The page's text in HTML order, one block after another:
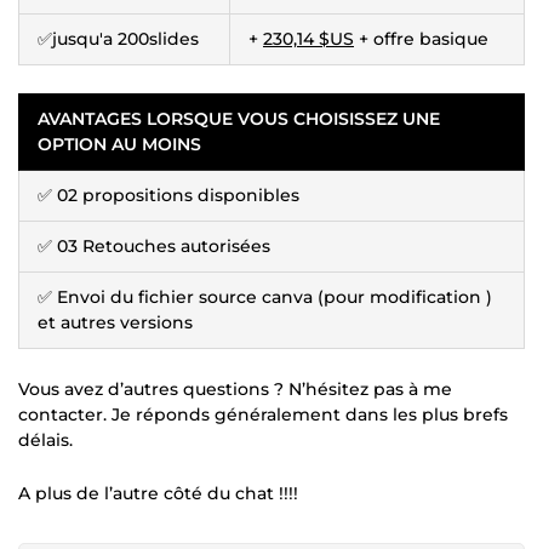
✅jusqu'a 200slides + 230,14 $US + offre basique
AVANTAGES LORSQUE VOUS CHOISISSEZ UNE
OPTION AU MOINS
✅ 02 propositions disponibles
✅ 03 Retouches autorisées
✅ Envoi du fichier source canva (pour modification )
et autres versions
Vous avez d’autres questions ? N’hésitez pas à me
contacter. Je réponds généralement dans les plus brefs
délais.
A plus de l’autre côté du chat !!!!